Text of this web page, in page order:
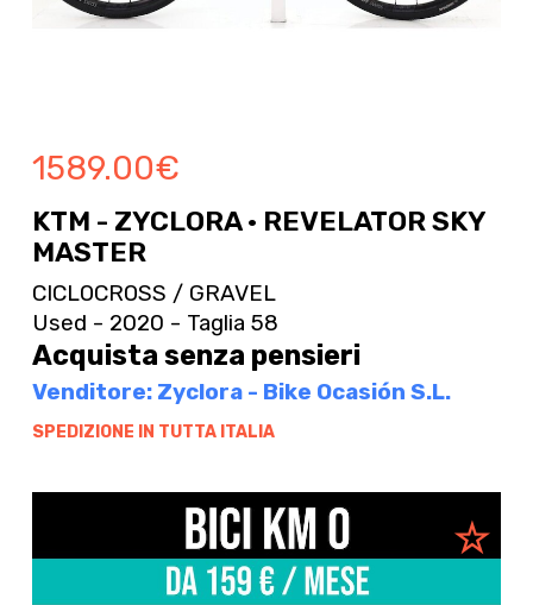
1589.00€
KTM - ZYCLORA · REVELATOR SKY
MASTER
CICLOCROSS / GRAVEL
Used - 2020 - Taglia 58
Acquista senza pensieri
Venditore: Zyclora - Bike Ocasión S.L.
SPEDIZIONE IN TUTTA ITALIA